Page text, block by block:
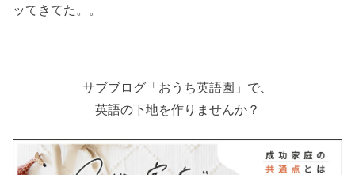
ッてきてた。。
サブブログ「おうち英語園」で、
英語の下地を作りませんか？